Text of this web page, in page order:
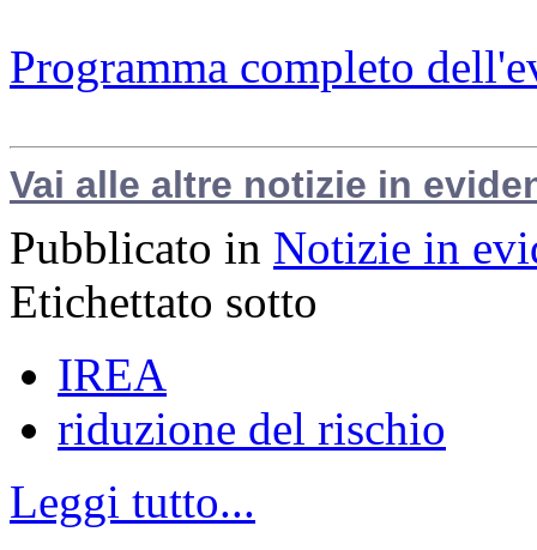
Programma completo
Vai alle altre notizie in
Pubblicato in Notizie in
Etichettato sotto
IREA
riduzione del rischio
Leggi tutto...